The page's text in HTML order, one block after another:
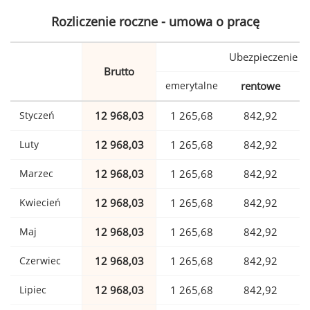
Rozliczenie roczne - umowa o pracę
Brutto
Ubezpieczenie
emerytalne rentowe
Styczeń 12 968,03 1 265,68 842,92
Luty 12 968,03 1 265,68 842,92
Marzec 12 968,03 1 265,68 842,92
Kwiecień 12 968,03 1 265,68 842,92
Maj 12 968,03 1 265,68 842,92
Czerwiec 12 968,03 1 265,68 842,92
Lipiec 12 968,03 1 265,68 842,92